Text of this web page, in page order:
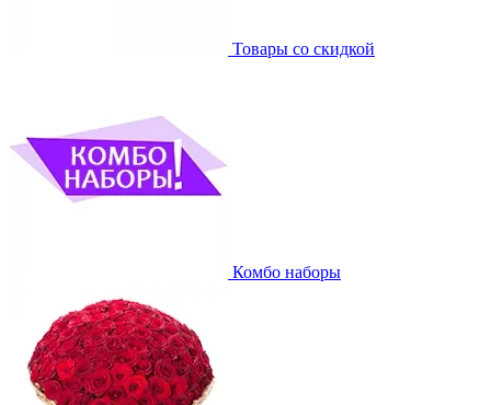
Товары со скидкой
Комбо наборы